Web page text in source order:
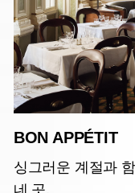
BON APPÉTIT
싱그러운 계절과